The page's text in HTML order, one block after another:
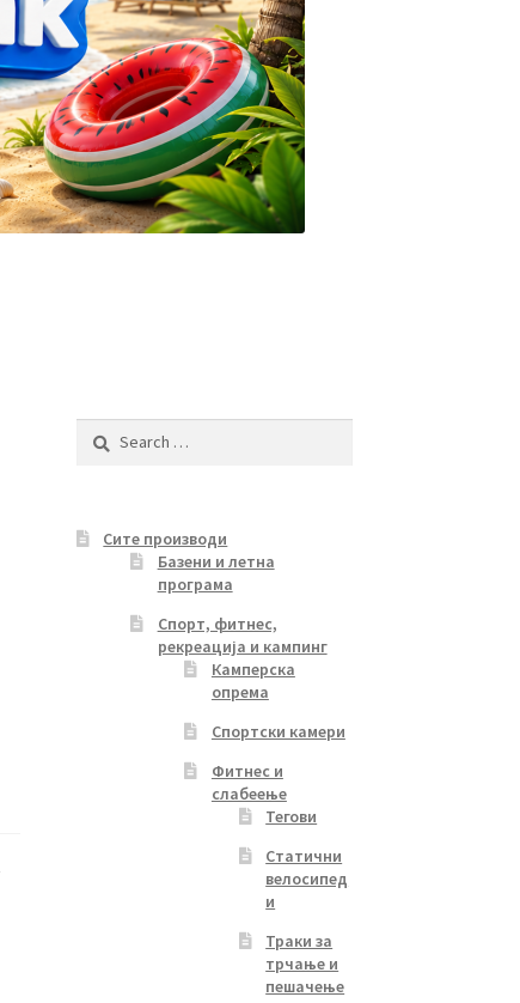
Search
Сите производи
Базени и летна
програма
Спорт, фитнес,
рекреација и кампинг
Камперска
опрема
Спортски камери
Фитнес и
слабеење
Тегови
Статични
велосипед
и
Траки за
трчање и
пешачење